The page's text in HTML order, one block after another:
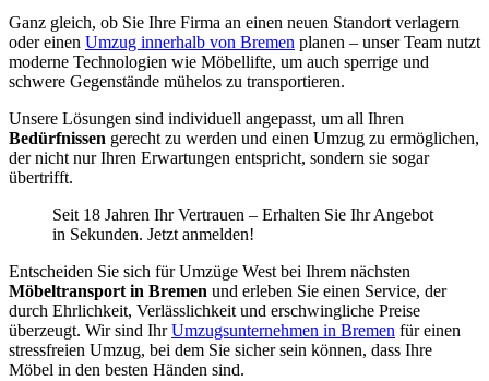
Ganz gleich, ob Sie Ihre Firma an einen neuen Standort verlagern
oder einen Umzug innerhalb von Bremen planen – unser Team nutzt
moderne Technologien wie Möbellifte, um auch sperrige und
schwere Gegenstände mühelos zu transportieren.
Unsere Lösungen sind individuell angepasst, um all Ihren
Bedürfnissen gerecht zu werden und einen Umzug zu ermöglichen,
der nicht nur Ihren Erwartungen entspricht, sondern sie sogar
übertrifft.
Seit 18 Jahren Ihr Vertrauen – Erhalten Sie Ihr Angebot
in Sekunden. Jetzt anmelden!
Entscheiden Sie sich für Umzüge West bei Ihrem nächsten
Möbeltransport in Bremen und erleben Sie einen Service, der
durch Ehrlichkeit, Verlässlichkeit und erschwingliche Preise
überzeugt. Wir sind IhrUmzugsunternehmen in Bremen für einen
stressfreien Umzug, bei dem Sie sicher sein können, dass Ihre
Möbel in den besten Händen sind.